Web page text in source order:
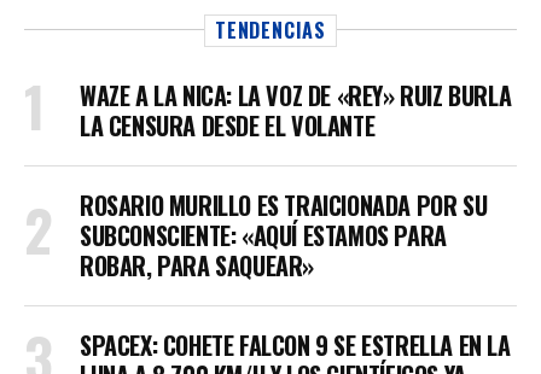
TENDENCIAS
WAZE A LA NICA: LA VOZ DE «REY» RUIZ BURLA
LA CENSURA DESDE EL VOLANTE
ROSARIO MURILLO ES TRAICIONADA POR SU
SUBCONSCIENTE: «AQUÍ ESTAMOS PARA
ROBAR, PARA SAQUEAR»
SPACEX: COHETE FALCON 9 SE ESTRELLA EN LA